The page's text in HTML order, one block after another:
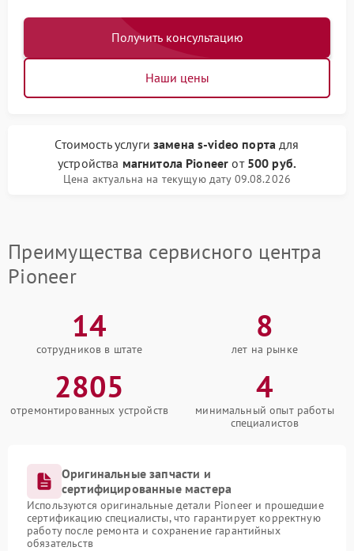
Получить консультацию
Наши цены
Стоимость услуги замена s-video портадля
устройства магнитола Pioneer от 500 руб.
Цена актуальна на текущую дату 09.08.2026
Преимущества сервисного центра
Pioneer
14
сотрудников в штате
8
лет на рынке
2805
отремонтированных устройств
4
минимальный опыт работы
специалистов
Оригинальные запчасти и
сертифицированные мастера
Используются оригинальные детали Pioneer и прошедшие
сертификацию специалисты, что гарантирует корректную
работу после ремонта и сохранение гарантийных
обязательств